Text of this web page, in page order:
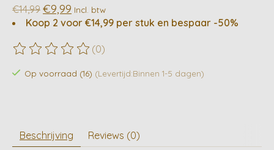
€14,99 €9,99 Incl. btw
Koop 2 voor €14,99 per stuk en bespaar -50%
De beoordeling van dit product is
(0)
Op voorraad (16) (Levertijd:Binnen 1-5 dagen)
Beschrijving Reviews (0)